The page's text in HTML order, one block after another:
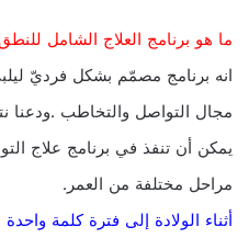
ما هو برنامج العلاج الشامل
انه برنامج مصمّم بشكل فرديّ
مجال التواصل والتخاطب
يمكن أن تنفذ في برنامج علاج
مراحل مختلفة من العمر.
أثناء الولادة إلى فترة كلمة واحدة